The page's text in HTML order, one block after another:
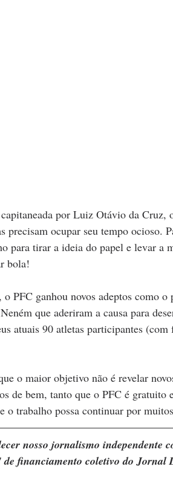
por Luiz Otávio da Cruz,
precisam ocupar seu tempo ocioso.
para tirar a ideia do papel e levar a
bola!
PFC ganhou novos adeptos como
que aderiram a causa para
atuais 90 atletas participantes
o maior objetivo não é revelar
de bem, tanto que o PFC é gratuito
o trabalho possa continuar por
nosso jornalismo independente
financiamento coletivo do